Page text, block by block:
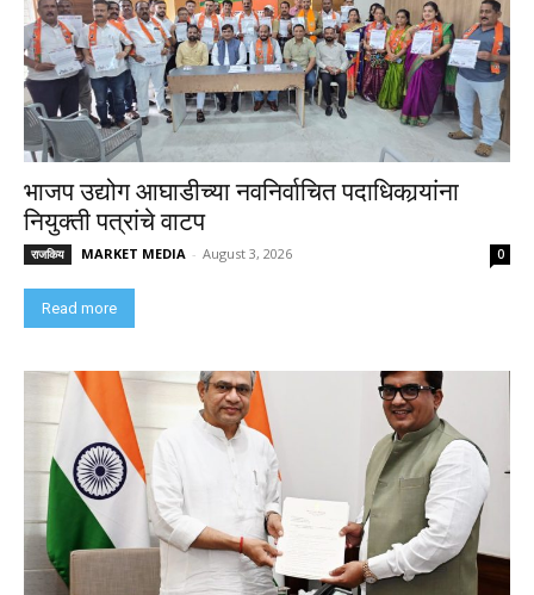
भाजप उद्योग आघाडीच्या नवनिर्वाचित पदाधिकार्‍यांना
नियुक्ती पत्रांचे वाटप
राजकिय MARKET MEDIA - August 3, 2026 0
Read more